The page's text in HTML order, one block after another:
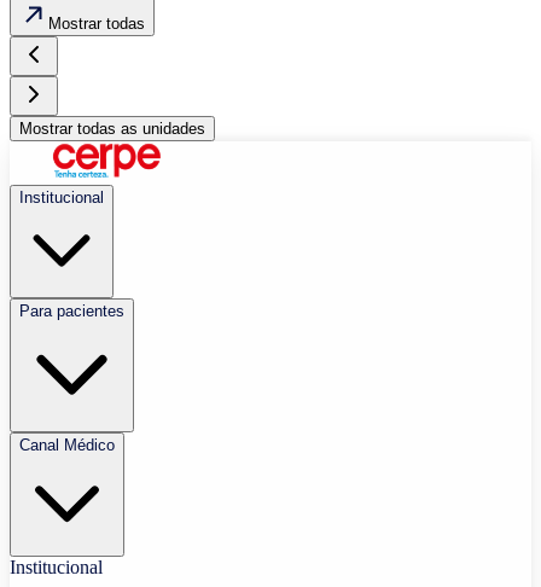
Mostrar todas
Mostrar todas as unidades
Institucional
Para pacientes
Canal Médico
Institucional